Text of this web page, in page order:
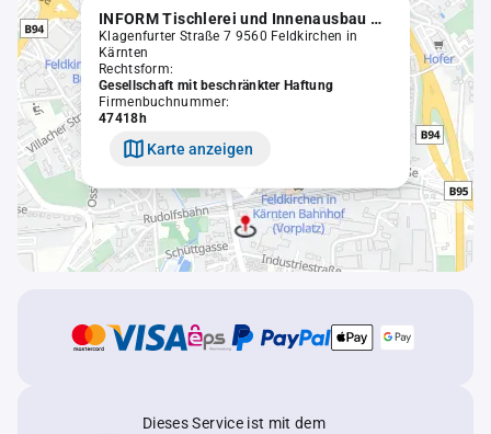
INFORM Tischlerei und Innenausbau GmbH
Klagenfurter Straße 7 9560 Feldkirchen in
Kärnten
Rechtsform:
Gesellschaft mit beschränkter Haftung
Firmenbuchnummer:
47418h
Karte anzeigen
Dieses Service ist mit dem